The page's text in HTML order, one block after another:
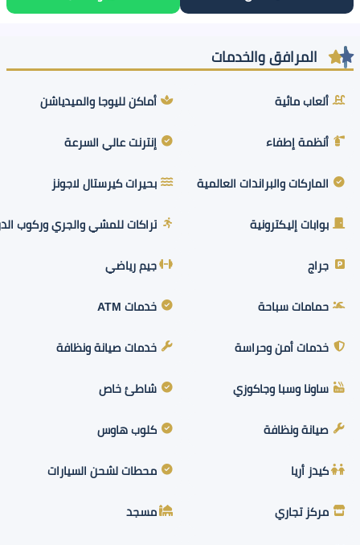
المرافق والخدمات
ألعاب مائية أماكن لليوجا والميدياشن
أنظمة إطفاء إنترنت عالي السرعة
الماركات والبراندات العالمية بحيرات كيرستال لاجونز
بوابات إليكترونية تراكات للمشي والجري وركوب
جراج جيم رياضي
حمامات سباحة خدمات ATM
خدمات أمن وحراسة خدمات صيانة ونظافة
ساونا وسبا وجاكوزي شاطئ خاص
صيانة ونظافة كلوب هاوس
كيدز أريا محطات لشحن السيارات
مركز تجاري مسجد